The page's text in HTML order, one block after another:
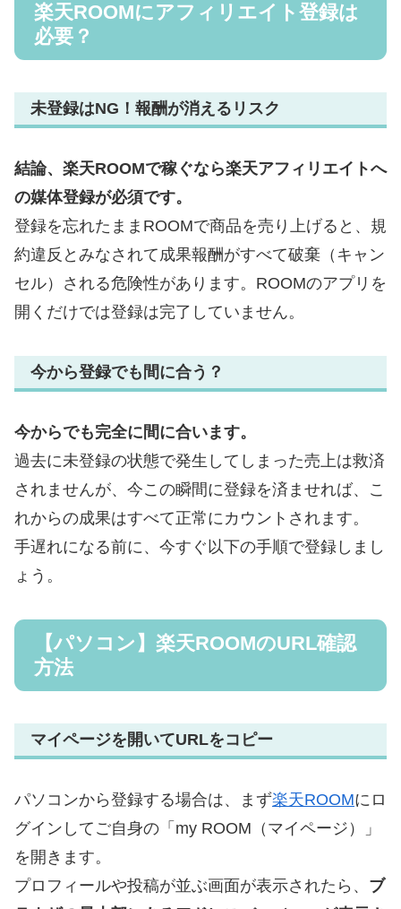
楽天ROOMにアフィリエイト登録は
必要？
未登録はNG！報酬が消えるリスク
結論、楽天ROOMで稼ぐなら楽天アフィリエイトへ
の媒体登録が必須です。
登録を忘れたままROOMで商品を売り上げると、規
約違反とみなされて成果報酬がすべて破棄（キャン
セル）される危険性があります。ROOMのアプリを
開くだけでは登録は完了していません。
今から登録でも間に合う？
今からでも完全に間に合います。
過去に未登録の状態で発生してしまった売上は救済
されませんが、今この瞬間に登録を済ませれば、こ
れからの成果はすべて正常にカウントされます。
手遅れになる前に、今すぐ以下の手順で登録しまし
ょう。
【パソコン】楽天ROOMのURL確認
方法
マイページを開いてURLをコピー
パソコンから登録する場合は、まず楽天ROOMにロ
グインしてご自身の「my ROOM（マイページ）」
を開きます。
プロフィールや投稿が並ぶ画面が表示されたら、 ブ